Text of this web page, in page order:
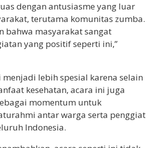
dengan antusiasme yang luar
terutama komunitas zumba.
bahwa masyarakat sangat
yang positif seperti ini,”
lebih spesial karena selain
kesehatan, acara ini juga
momentum untuk
antar warga serta penggiat
Indonesia.